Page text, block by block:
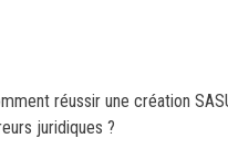
réussir une création
juridiques ?